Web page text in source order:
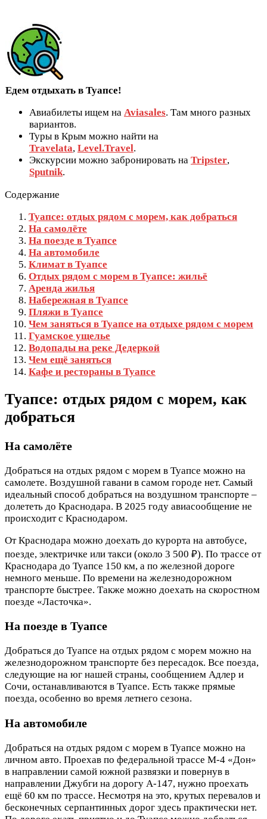
Едем отдыхать в Туапсе!
Авиабилеты ищем на Aviasales. Там много разных
вариантов.
Туры в Крым можно найти на
Travelata, Level.Travel.
Экскурсии можно забронировать на Tripster,
Sputnik.
Содержание
Туапсе: отдых рядом с морем, как добраться
На самолёте
На поезде в Туапсе
На автомобиле
Климат в Туапсе
Отдых рядом с морем в Туапсе: жильё
Аренда жилья
Набережная в Туапсе
Пляжи в Туапсе
Чем заняться в Туапсе на отдыхе рядом с морем
Гуамское ущелье
Водопады на реке Дедеркой
Чем ещё заняться
Кафе и рестораны в Туапсе
Туапсе: отдых рядом с морем, как
добраться
На самолёте
Добраться на отдых рядом с морем в Туапсе можно на
самолете. Воздушной гавани в самом городе нет. Самый
идеальный способ добраться на воздушном транспорте –
долететь до Краснодара. В 2025 году авиасообщение не
происходит с Краснодаром.
От Краснодара можно доехать до курорта на автобусе,
поезде, электричке или такси (около 3 500 ₽). По трассе от
Краснодара до Туапсе 150 км, а по железной дороге
немного меньше. По времени на железнодорожном
транспорте быстрее. Также можно доехать на скоростном
поезде «Ласточка».
На поезде в Туапсе
Добраться до Туапсе на отдых рядом с морем можно на
железнодорожном транспорте без пересадок. Все поезда,
следующие на юг нашей страны, сообщением Адлер и
Сочи, останавливаются в Туапсе. Есть также прямые
поезда, особенно во время летнего сезона.
На автомобиле
Добраться на отдых рядом с морем в Туапсе можно на
личном авто. Проехав по федеральной трассе М-4 «Дон»
в направлении самой южной развязки и повернув в
направлении Джубги на дорогу А-147, нужно проехать
ещё 60 км по трассе. Несмотря на это, крутых перевалов и
бесконечных серпантинных дорог здесь практически нет.